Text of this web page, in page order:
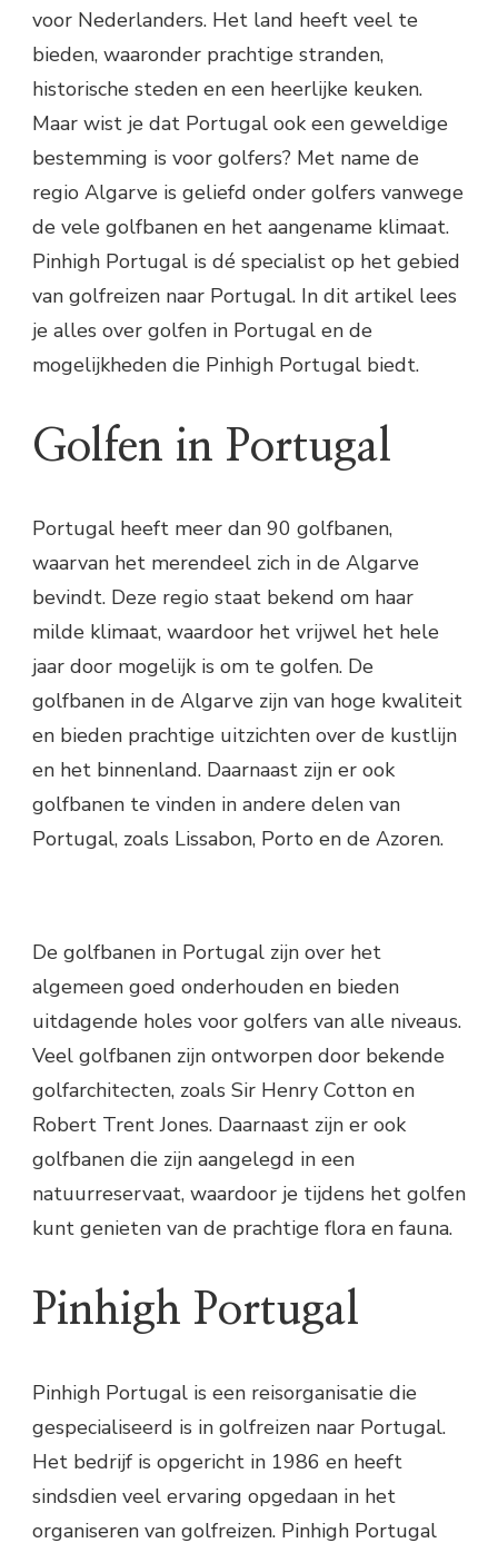
voor Nederlanders. Het land heeft veel te
bieden, waaronder prachtige stranden,
historische steden en een heerlijke keuken.
Maar wist je dat Portugal ook een geweldige
bestemming is voor golfers? Met name de
regio Algarve is geliefd onder golfers vanwege
de vele golfbanen en het aangename klimaat.
Pinhigh Portugal is dé specialist op het gebied
van golfreizen naar Portugal. In dit artikel lees
je alles over golfen in Portugal en de
mogelijkheden die Pinhigh Portugal biedt.
Golfen in Portugal
Portugal heeft meer dan 90 golfbanen,
waarvan het merendeel zich in de Algarve
bevindt. Deze regio staat bekend om haar
milde klimaat, waardoor het vrijwel het hele
jaar door mogelijk is om te golfen. De
golfbanen in de Algarve zijn van hoge kwaliteit
en bieden prachtige uitzichten over de kustlijn
en het binnenland. Daarnaast zijn er ook
golfbanen te vinden in andere delen van
Portugal, zoals Lissabon, Porto en de Azoren.
De golfbanen in Portugal zijn over het
algemeen goed onderhouden en bieden
uitdagende holes voor golfers van alle niveaus.
Veel golfbanen zijn ontworpen door bekende
golfarchitecten, zoals Sir Henry Cotton en
Robert Trent Jones. Daarnaast zijn er ook
golfbanen die zijn aangelegd in een
natuurreservaat, waardoor je tijdens het golfen
kunt genieten van de prachtige flora en fauna.
Pinhigh Portugal
Pinhigh Portugal is een reisorganisatie die
gespecialiseerd is in golfreizen naar Portugal.
Het bedrijf is opgericht in 1986 en heeft
sindsdien veel ervaring opgedaan in het
organiseren van golfreizen. Pinhigh Portugal